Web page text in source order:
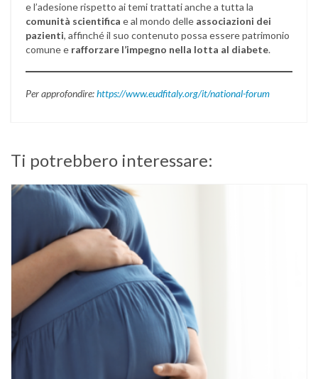
e l’adesione rispetto ai temi trattati anche a tutta la
comunità scientifica e al mondo delle associazioni dei
pazienti, affinché il suo contenuto possa essere patrimonio
comune e rafforzare l’impegno nella lotta al diabete.
Per approfondire:https://www.eudfitaly.org/it/national-forum
Ti potrebbero interessare: